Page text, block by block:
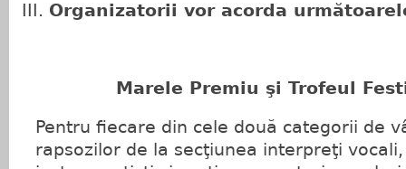
Organizatorii vor acorda
Marele Premiu şi Trofeul
Pentru fiecare din cele două categorii de
rapsozilor de la secţiunea interpreţi